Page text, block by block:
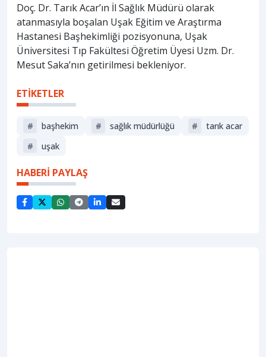
Doç. Dr. Tarık Acar’ın İl Sağlık Müdürü olarak
atanmasıyla boşalan Uşak Eğitim ve Araştırma
Hastanesi Başhekimliği pozisyonuna, Uşak
Üniversitesi Tıp Fakültesi Öğretim Üyesi Uzm. Dr.
Mesut Saka’nın getirilmesi bekleniyor.
ETİKETLER
# başhekim # sağlık müdürlüğü #
tarık acar
#
uşak
HABERİ PAYLAŞ